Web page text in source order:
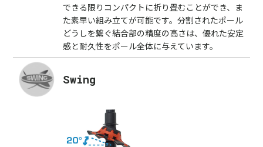
できる限りコンパクトに折り畳むことができ、ま
た素早い組み立てが可能です。分割されたポール
どうしを繋ぐ結合部の精度の高さは、優れた安定
感と耐久性をポール全体に与えています。
Swing